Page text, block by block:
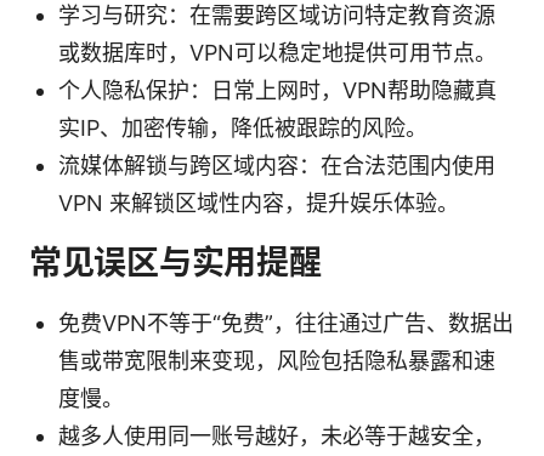
学习与研究：在需要跨区域访问特定教育资源
或数据库时，VPN可以稳定地提供可用节点。
个人隐私保护：日常上网时，VPN帮助隐藏真
实IP、加密传输，降低被跟踪的风险。
流媒体解锁与跨区域内容：在合法范围内使用
VPN 来解锁区域性内容，提升娱乐体验。
常见误区与实用提醒
免费VPN不等于“免费”，往往通过广告、数据出
售或带宽限制来变现，风险包括隐私暴露和速
度慢。
越多人使用同一账号越好，未必等于越安全，